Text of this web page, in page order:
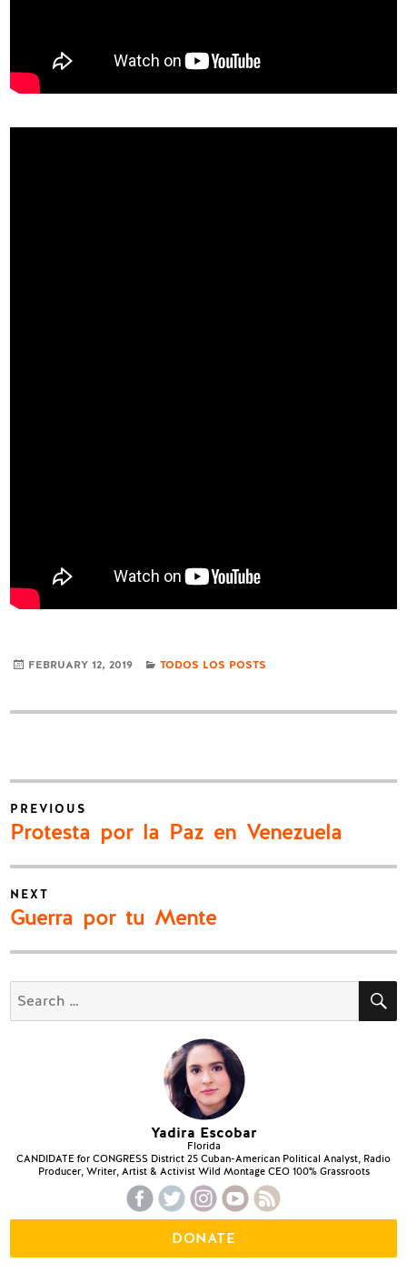
FEBRUARY 12, 2019 CATEGORIES
TODOS LOS POSTS
Post
navigation
PREVIOUS
Previous
Protesta por la Paz en Venezuela
NEXT
Next
Guerra por tu Mente
Search
for:
Yadira Escobar
Florida
CANDIDATE for CONGRESS District 25 Cuban-American Political Analyst, Radio
Producer, Writer, Artist & Activist Wild Montage CEO 100% Grassroots
DONATE